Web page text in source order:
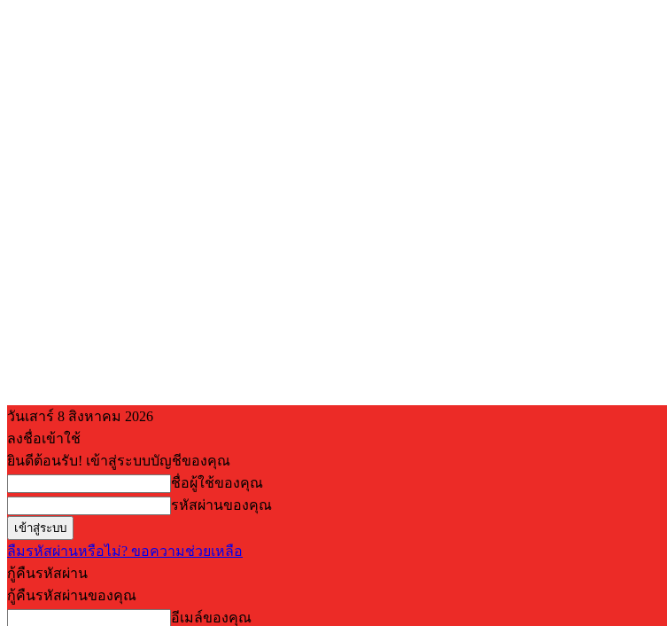
วันเสาร์ 8 สิงหาคม 2026
ลงชื่อเข้าใช้
ยินดีต้อนรับ! เข้าสู่ระบบบัญชีของคุณ
ชื่อผู้ใช้ของคุณ
รหัสผ่านของคุณ
ลืมรหัสผ่านหรือไม่? ขอความช่วยเหลือ
กู้คืนรหัสผ่าน
กู้คืนรหัสผ่านของคุณ
อีเมล์ของคุณ